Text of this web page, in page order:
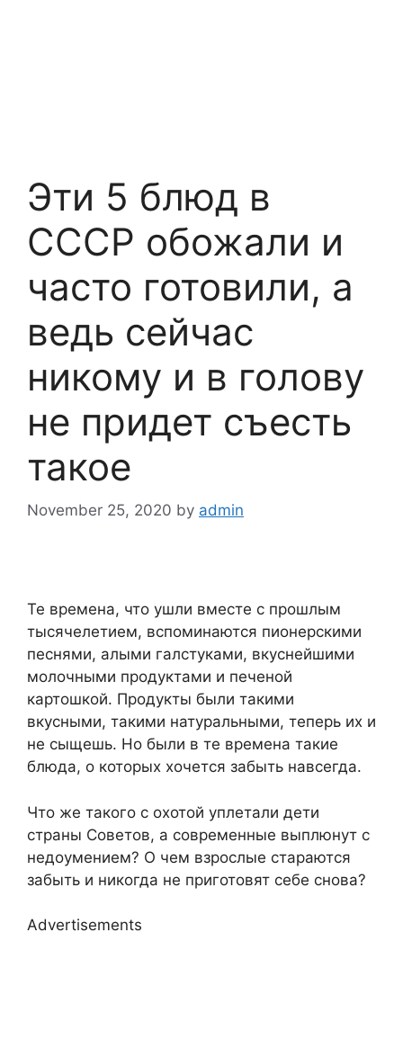
Эти 5 блюд в
СССР обожали и
часто готовили, а
ведь сейчас
никому и в голову
не придет съесть
такое
November 25, 2020 by admin
Те времена, что ушли вместе с прошлым
тысячелетием, вспоминаются пионерскими
песнями, алыми галстуками, вкуснейшими
молочными продуктами и печеной
картошкой. Продукты были такими
вкусными, такими натуральными, теперь их и
не сыщешь. Но были в те времена такие
блюда, о которых хочется забыть навсегда.
Что же такого с охотой уплетали дети
страны Советов, а современные выплюнут с
недоумением? О чем взрослые стараются
забыть и никогда не приготовят себе снова?
Advertisements